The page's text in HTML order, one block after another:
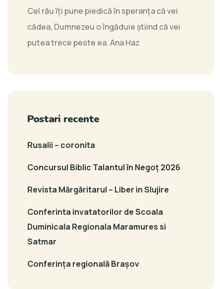
Cel rău îți pune piedică în speranța că vei
cădea, Dumnezeu o îngăduie știind că vei
putea trece peste ea.Ana Haz
Postari recente
Rusalii – coronita
Concursul Biblic Talantul în Negoț 2026
Revista Mărgăritarul – Liber in Slujire
Conferinta invatatorilor de Scoala
Duminicala Regionala Maramures si
Satmar
Conferința regională Brașov